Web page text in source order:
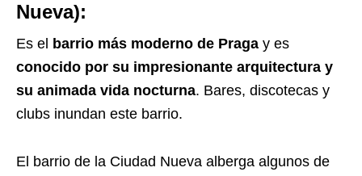
Nueva):
Es el barrio más moderno de Praga y es
conocido por su impresionante arquitectura y
su animada vida nocturna. Bares, discotecas y
clubs inundan este barrio.
El barrio de la Ciudad Nueva alberga algunos de